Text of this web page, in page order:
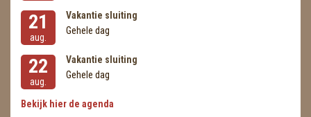
21
aug.
Vakantie sluiting
Gehele dag
22
aug.
Vakantie sluiting
Gehele dag
Bekijk hier de agenda